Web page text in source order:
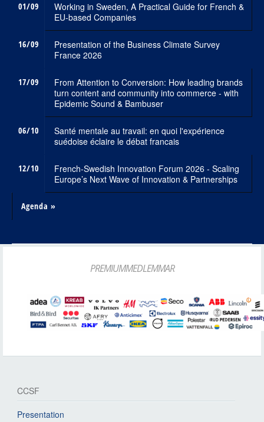
01/09
Working in Sweden, A Practical Guide for French &
EU-based Companies
16/09
Presentation of the Business Climate Survey
France 2026
17/09
From Attention to Conversion: How leading brands
turn content and community into commerce - with
Epidemic Sound & Bambuser
06/10
Santé mentale au travail: en quoi l'expérience
suédoise éclaire le débat francais
12/10
French-Swedish Innovation Forum 2026 - Scaling
Europe’s Next Wave of Innovation & Partnerships
Agenda »
PREMIUMMEDLEMMAR
CCSF
Presentation